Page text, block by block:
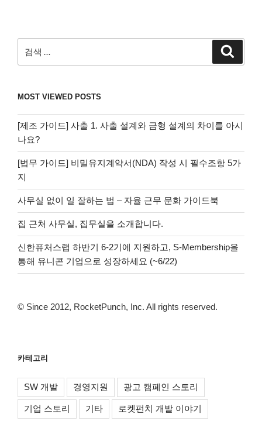
색:
MOST VIEWED POSTS
[제조 가이드] 사출 1. 사출 설계와 금형 설계의 차이를 아시
나요?
[법무 가이드] 비밀유지계약서(NDA) 작성 시 필수조항 5가
지
사무실 없이 일 잘하는 법 – 자율 근무 문화 가이드북
집 근처 사무실, 집무실을 소개합니다.
신한퓨처스랩 하반기 6-2기에 지원하고, S-Membership을
통해 유니콘 기업으로 성장하세요 (~6/22)
© Since 2012, RocketPunch, Inc. All rights reserved.
카테고리
SW 개발 경영지원 광고 캠페인 스토리
기업 스토리 기타 로켓펀치 개발 이야기